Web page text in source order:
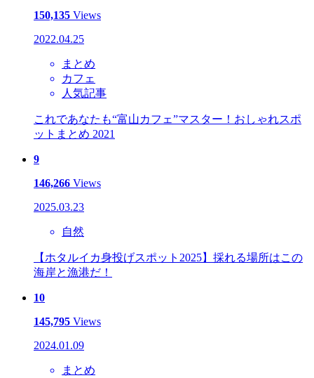
150,135 Views
2022.04.25
まとめ
カフェ
人気記事
これであなたも“富山カフェ”マスター！おしゃれスポ
ットまとめ 2021
9
146,266 Views
2025.03.23
自然
【ホタルイカ身投げスポット2025】採れる場所はこの
海岸と漁港だ！
10
145,795 Views
2024.01.09
まとめ